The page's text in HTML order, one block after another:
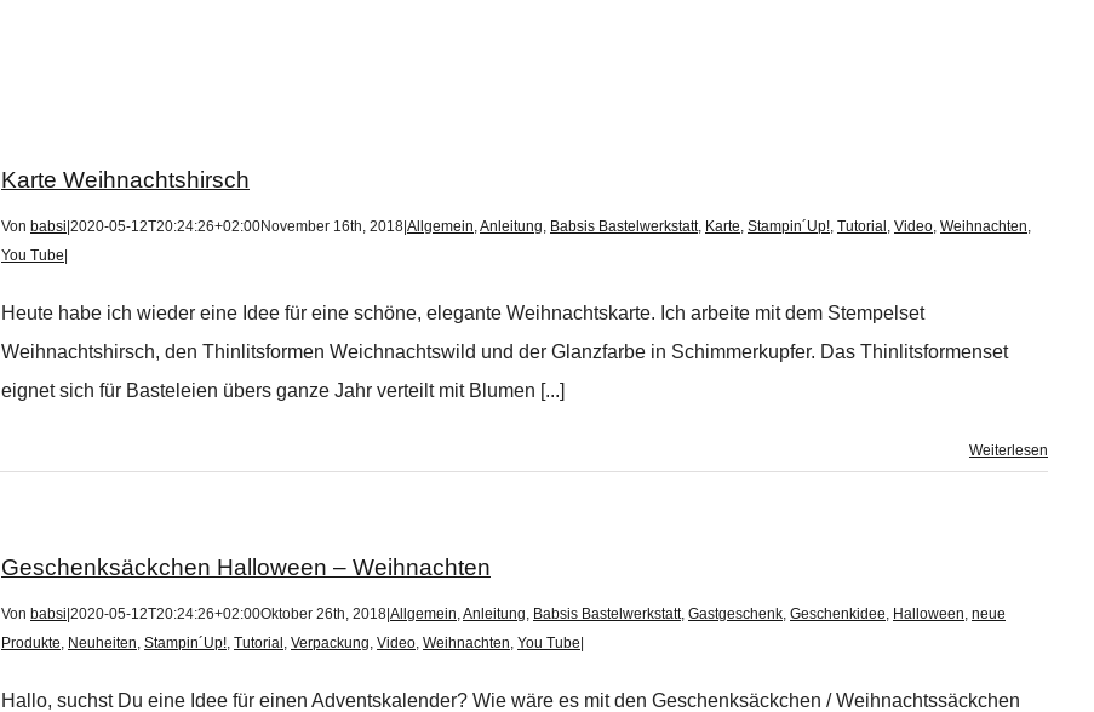
Karte Weihnachtshirsch
Von babsi 2020-05-12T20:24:26+02:00November 16th, 2018 Allgemein,Anleitung, Babsis Bastelwerkstatt, Karte, Stampin´Up!, Tutorial , Video, Weihnachten,
You Tube
Heute habe ich wieder eine Idee für eine schöne, elegante Weihnachtskarte. Ich arbeite mit dem Stempelset
Weihnachtshirsch, den Thinlitsformen Weichnachtswild und der Glanzfarbe in Schimmerkupfer. Das Thinlitsformenset
eignet sich für Basteleien übers ganze Jahr verteilt mit Blumen [...]
Weiterlesen
Geschenksäckchen Halloween – Weihnachten
Von babsi 2020-05-12T20:24:26+02:00Oktober 26th, 2018 Allgemein,Anleitung, Babsis Bastelwerkstatt, Gastgeschenk, Geschenkidee, Halloween, neue
Produkte, Neuheiten, Stampin´Up!, Tutorial , Verpackung, Video, Weihnachten, You Tube
Hallo, suchst Du eine Idee für einen Adventskalender? Wie wäre es mit den Geschenksäckchen / Weihnachtssäckchen